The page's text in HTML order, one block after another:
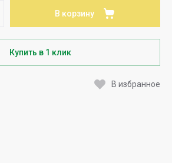
В корзину
Купить в 1 клик
В избранное